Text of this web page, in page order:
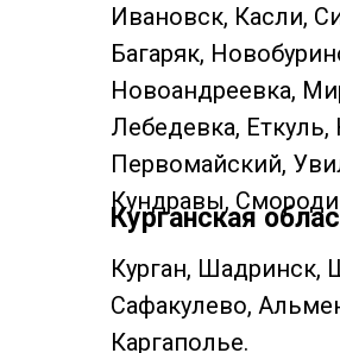
Курганская
Ивановск, Касли,
Багаряк,
Новоандреевка,
Лебедевка,
Первомайский,
Кундравы,
Курган, Шадринск,
Сафакулево,
Каргаполье.